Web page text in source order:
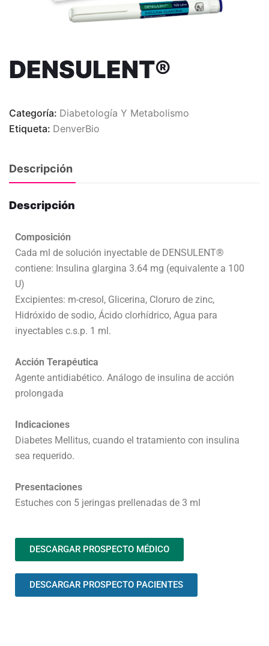
DENSULENT®
Categoría: Diabetología Y Metabolismo
Etiqueta: DenverBio
Descripción
Descripción
Composición
Cada ml de solución inyectable de DENSULENT®
contiene: Insulina glargina 3.64 mg (equivalente a 100
U)
Excipientes: m-cresol, Glicerina, Cloruro de zinc,
Hidróxido de sodio, Ácido clorhídrico, Agua para
inyectables c.s.p. 1 ml.
Acción Terapéutica
Agente antidiabético. Análogo de insulina de acción
prolongada
Indicaciones
Diabetes Mellitus, cuando el tratamiento con insulina
sea requerido.
Presentaciones
Estuches con 5 jeringas prellenadas de 3 ml
DESCARGAR PROSPECTO MÉDICO
DESCARGAR PROSPECTO PACIENTES